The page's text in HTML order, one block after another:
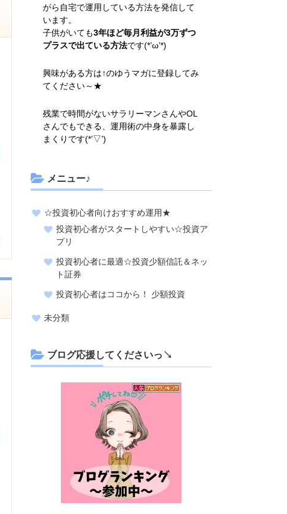
がら自宅で運用している方法を発信して
います。
子供がいても3年ほど毎月利益が3万ずつ
プラスで出ている方法です(*’ω’*)
興味がある方は↑のゆうマガに登録してみ
てください～★
残業で時間がないサラリーマンさんやOL
さんでもできる、運用術の中身を暴露し
まくりです(*’▽’)
メニュー♪
☆投資初心者向けおすすめ運用★
投資初心者がスタートしやすい☆投資ア
プリ
投資初心者に最適☆投資少額信託＆ネッ
ト証券
投資初心者はココから！ 少額投資
未分類
ブログ応援してくださいっ↘